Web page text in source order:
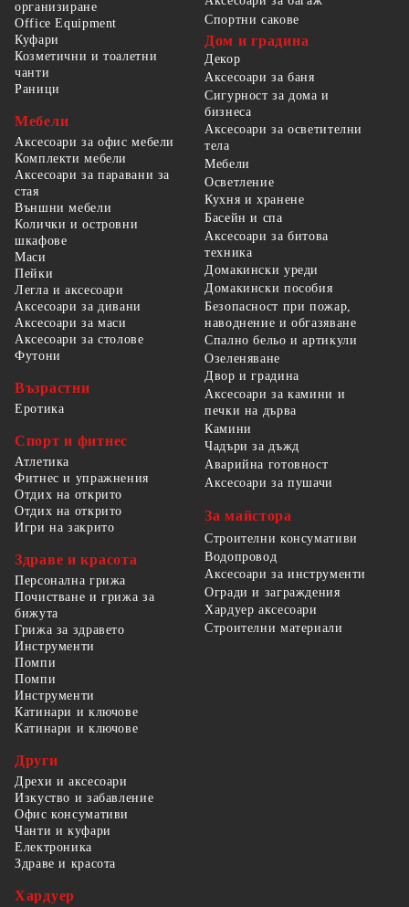
организиране
Office Equipment
Спортни сакове
Куфари
Козметични и тоалетни
чанти
Раници
Мебели
Аксесоари за офис мебели
Комплекти мебели
Аксесоари за паравани за
стая
Външни мебели
Колички и островни
шкафове
Маси
Пейки
Легла и аксесоари
Аксесоари за дивани
Аксесоари за маси
Аксесоари за столове
Футони
Възрастни
Еротика
Спорт и фитнес
Атлетика
Фитнес и упражнения
Отдих на открито
Отдих на открито
Игри на закрито
Здраве и красота
Персонална грижа
Почистване и грижа за
бижута
Грижа за здравето
Дом и градина
Декор
Аксесоари за баня
Сигурност за дома и
бизнеса
Аксесоари за осветителни
тела
Мебели
Осветление
Кухня и хранене
Басейн и спа
Аксесоари за битова
техника
Домакински уреди
Домакински пособия
Безопасност при пожар,
наводнение и обгазяване
Спално бельо и артикули
Озеленяване
Двор и градина
Аксесоари за камини и
печки на дърва
Камини
Чадъри за дъжд
Аварийна готовност
Аксесоари за пушачи
За майстора
Строителни консумативи
Водопровод
Аксесоари за инструменти
Огради и заграждения
Хардуер аксесоари
Строителни материали
Инструменти
Помпи
Помпи
Инструменти
Катинари и ключове
Катинари и ключове
Други
Дрехи и аксесоари
Изкуство и забавление
Офис консумативи
Чанти и куфари
Електроника
Здраве и красота
Хардуер